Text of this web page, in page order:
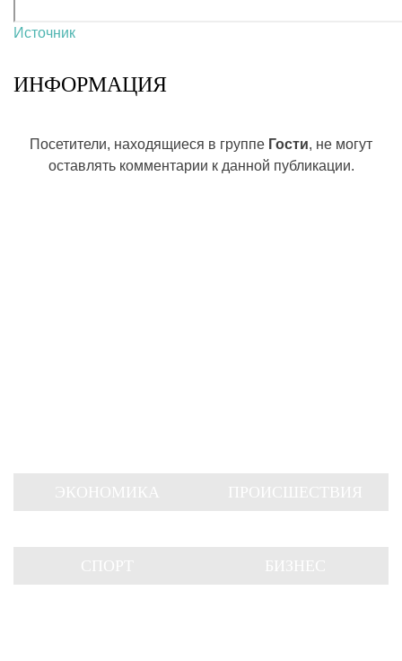
Источник
ИНФОРМАЦИЯ
Посетители, находящиеся в группе Гости, не могут
оставлять комментарии к данной публикации.